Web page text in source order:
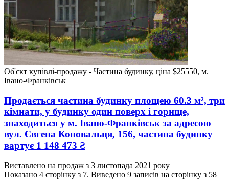
Об'єкт купівлі-продажу - Частина будинку, ціна $25550, м.
Івано-Франківськ
Продається частина будинку площею 60.3 м², три
кімнати, у будинку один поверх і горище,
знаходиться у м. Івано-Франківськ за адресою
вул. Євгена Коновальця, 156, частина будинку
вартує 1 148 473 ₴
Виставлено на продаж з 3 листопада 2021 року
Показано 4 сторінку з 7. Виведено 9 записів на сторінку з 58